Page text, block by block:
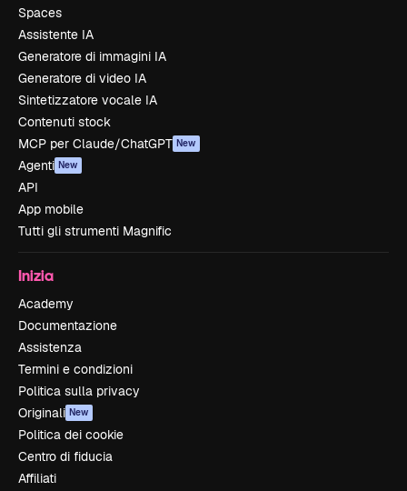
Spaces
Assistente IA
Generatore di immagini IA
Generatore di video IA
Sintetizzatore vocale IA
Contenuti stock
MCP per Claude/ChatGPT New
Agenti New
API
App mobile
Tutti gli strumenti Magnific
Inizia
Academy
Documentazione
Assistenza
Termini e condizioni
Politica sulla privacy
Originali New
Politica dei cookie
Centro di fiducia
Affiliati